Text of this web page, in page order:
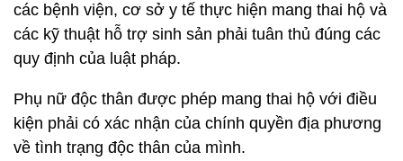
các bệnh viện, cơ sở y tế thực hiện mang thai hộ và
các kỹ thuật hỗ trợ sinh sản phải tuân thủ đúng các
quy định của luật pháp.
Phụ nữ độc thân được phép mang thai hộ với điều
kiện phải có xác nhận của chính quyền địa phương
về tình trạng độc thân của mình.